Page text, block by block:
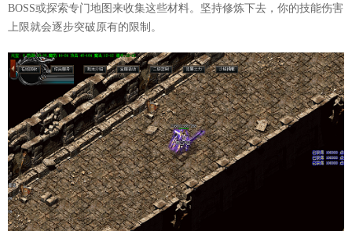
BOSS或探索专门地图来收集这些材料。坚持修炼下去，你的技能伤害
上限就会逐步突破原有的限制。